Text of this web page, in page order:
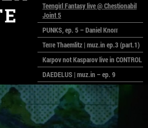
Teengirl Fantasy live @ Chestionabil
Joint 5
PUNKS, ep. 5 – Daniel Knorr
Terre Thaemlitz | muz.in ep.3 (part.1)
Karpov not Kasparov live in CONTROL
DAEDELUS | muz.in – ep. 9
LALELE, LALELE – prima premieră a
anului la MACAZ
CinePOLSKA – filme poloneze la
București